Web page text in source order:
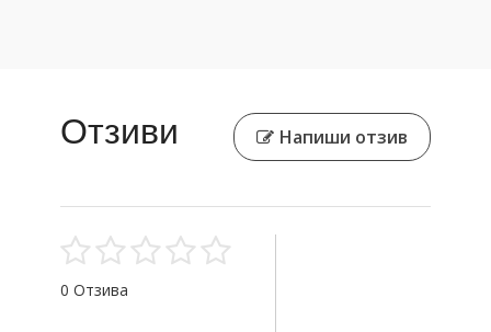
Отзиви Напиши отзив
0 Отзива